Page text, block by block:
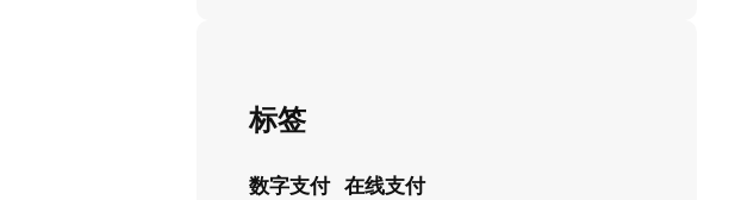
标签
数字支付 在线支付